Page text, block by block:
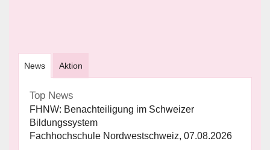
News Aktion
Top News
FHNW: Benachteiligung im Schweizer
Bildungssystem
Fachhochschule Nordwestschweiz, 07.08.2026